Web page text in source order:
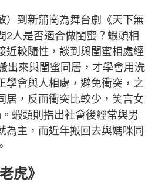
）到新蒲崗為舞台劇《天下無
2人是否適合做閨蜜？蝦頭相
近較隨性，談到與閨蜜相處經
出來與閨蜜同居，才學會用洗
學會與人相處，避免衝突，之
居，反而衝突比較少，笑言女
蝦頭則指出社會後經常與男
為主，而近年搬回去與媽咪同
虎》